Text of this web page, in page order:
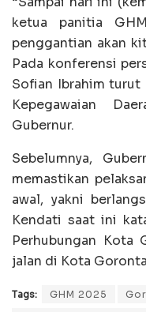
ketua panitia
penggantian akan
Pada konferensi
Sofian Ibrahim turut
Kepegawaian
Gubernur.
Sebelumnya,
memastikan
awal, yakni
Kendati saat ini
Perhubungan Kota
jalan di Kota
Tags: GHM 2025